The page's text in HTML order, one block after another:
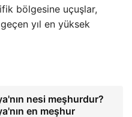
bölgesine uçuşlar,
yıl en yüksek
nesi meşhurdur?
en meşhur